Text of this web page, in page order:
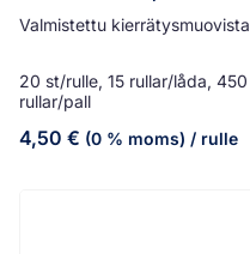
Valmistettu kierrätysmuovista
20 st/rulle, 15 rullar/låda, 450
rullar/pall
4,50 € (0 % moms) / rulle